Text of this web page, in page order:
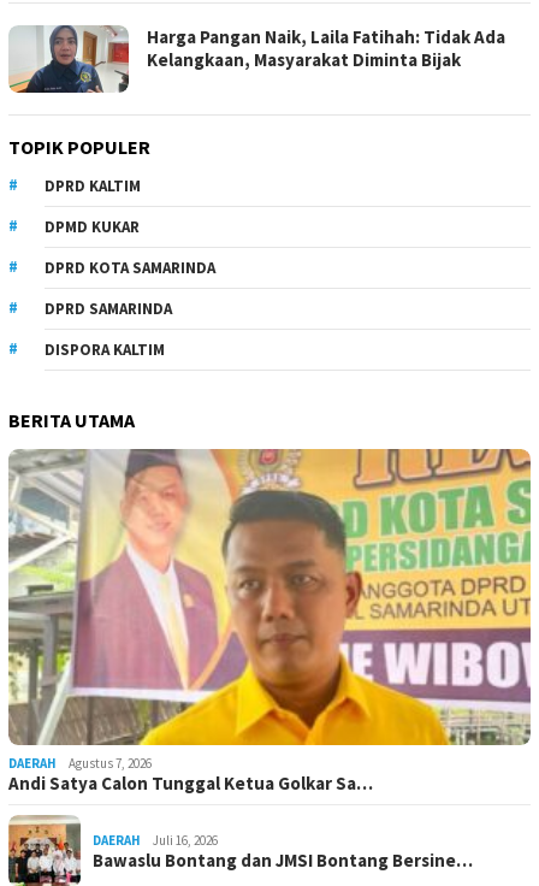
Harga Pangan Naik, Laila Fatihah: Tidak Ada
Kelangkaan, Masyarakat Diminta Bijak
TOPIK POPULER
DPRD KALTIM
DPMD KUKAR
DPRD KOTA SAMARINDA
DPRD SAMARINDA
DISPORA KALTIM
BERITA UTAMA
DAERAH Agustus 7, 2026
Andi Satya Calon Tunggal Ketua Golkar Sa…
DAERAH Juli 16, 2026
Bawaslu Bontang dan JMSI Bontang Bersine…